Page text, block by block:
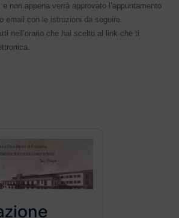
non appena verrà approvato l’appuntamento
email con le istruzioni da seguire.
nell’orario che hai scelto al link che ti